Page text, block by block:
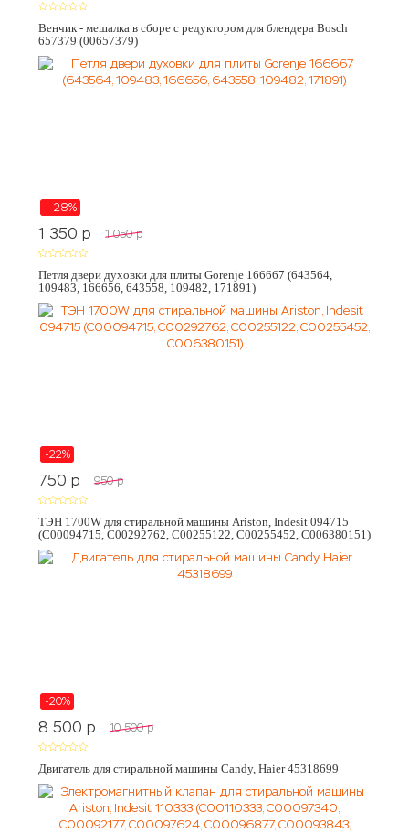
Венчик - мешалка в сборе с редуктором для блендера Bosch
657379 (00657379)
--28%
1 350 p 1 050 p
Петля двери духовки для плиты Gorenje 166667 (643564,
109483, 166656, 643558, 109482, 171891)
-22%
750 p 950 p
ТЭН 1700W для стиральной машины Ariston, Indesit 094715
(C00094715, C00292762, C00255122, C00255452, C006380151)
-20%
8 500 p 10 500 p
Двигатель для стиральной машины Candy, Haier 45318699